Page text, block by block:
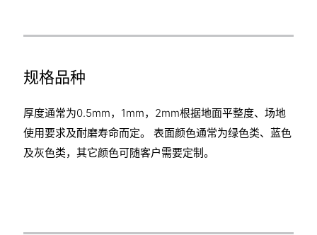
规格品种
厚度通常为0.5mm，1mm，2mm根据地面平整度、场地
使用要求及耐磨寿命而定。 表面颜色通常为绿色类、蓝色
及灰色类，其它颜色可随客户需要定制。